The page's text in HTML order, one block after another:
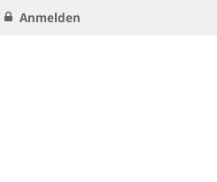
Anmelden